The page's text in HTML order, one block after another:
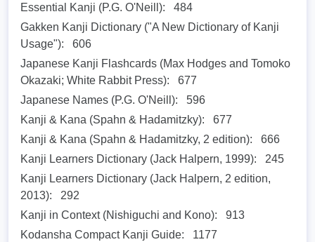
Essential Kanji (P.G. O'Neill):
484
Gakken Kanji Dictionary ("A New Dictionary of Kanji
Usage"):
606
Japanese Kanji Flashcards (Max Hodges and Tomoko
Okazaki; White Rabbit Press):
677
Japanese Names (P.G. O'Neill):
596
Kanji & Kana (Spahn & Hadamitzky):
677
Kanji & Kana (Spahn & Hadamitzky, 2 edition):
666
Kanji Learners Dictionary (Jack Halpern, 1999):
245
Kanji Learners Dictionary (Jack Halpern, 2 edition,
2013):
292
Kanji in Context (Nishiguchi and Kono):
913
Kodansha Compact Kanji Guide:
1177